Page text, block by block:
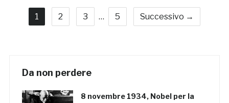
1 2 3 … 5 Successivo →
Da non perdere
8 novembre 1934, Nobel per la